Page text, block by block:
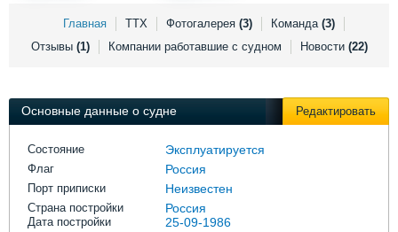
Личности
Словарь
Форум
Отзывы
Главная ТТХ Фотогалерея (3) Команда (3)
Отзывы (1) Компании работавшие с судном Новости (22)
Основные данные о судне Редактировать
Состояние Эксплуатируется
Флаг Россия
Порт приписки Неизвестен
Страна постройки Россия
Дата постройки 25-09-1986